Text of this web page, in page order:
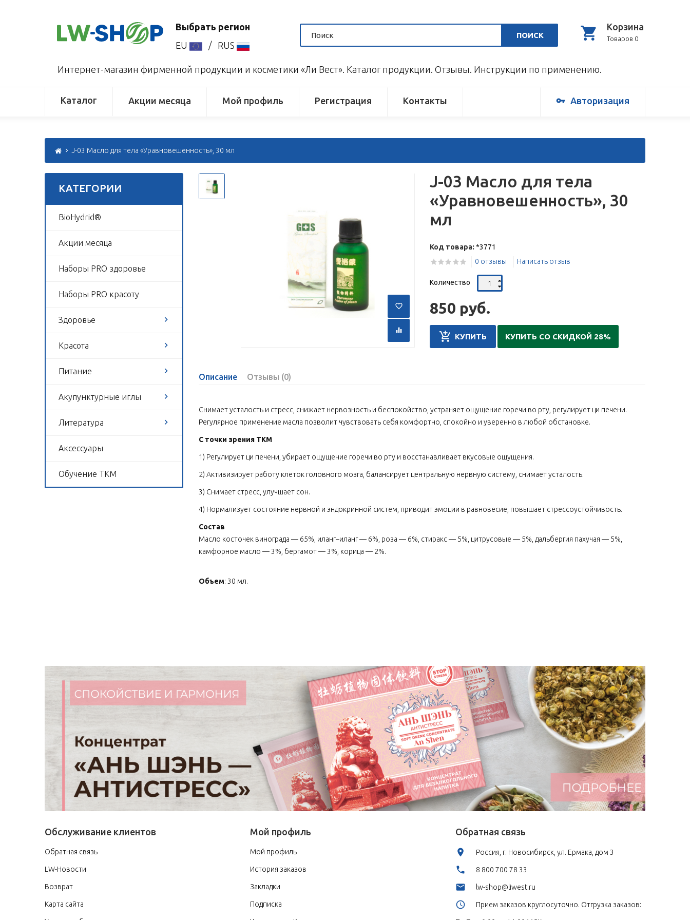
Корзина
Товаров 0
ПОИСК
Выбрать регион
EU
/ RUS
Интернет-магазин фирменной продукции и косметики «Ли Вест». Каталог продукции. Отзывы. Инструкции по применению.
Каталог Акции месяца Мой профиль Регистрация Контакты Авторизация
J-03 Масло для тела «Уравновешенность», 30 мл
КАТЕГОРИИ
BioHydrid®
Акции месяца
Наборы PRO здоровье
Наборы PRO красоту
Здоровье
Красота
Питание
Акупунктурные иглы
Литература
Аксессуары
Обучение ТКМ
J-03 Масло для тела
«Уравновешенность», 30
мл
Код товара: *3771
0 отзывы
Написать отзыв
Количество
850 руб.
КУПИТЬ КУПИТЬ СО СКИДКОЙ 28%
Описание Отзывы (0)
Снимает усталость и стресс, снижает нервозность и беспокойство, устраняет ощущение горечи во рту, регулирует ци печени.
Регулярное применение масла позволит чувствовать себя комфортно, спокойно и уверенно в любой обстановке.
С точки зрения ТКМ
1) Регулирует ци печени, убирает ощущение горечи во рту и восстанавливает вкусовые ощущения.
2) Активизирует работу клеток головного мозга, балансирует центральную нервную систему, снимает усталость.
3) Снимает стресс, улучшает сон.
4) Нормализует состояние нервной и эндокринной систем, приводит эмоции в равновесие, повышает стрессоустойчивость.
Состав
Масло косточек винограда — 65%, иланг–иланг — 6%, роза — 6%, стиракс — 5%, цитрусовые — 5%, дальбергия пахучая — 5%,
камфорное масло — 3%, бергамот — 3%, корица — 2%.
Объем: 30 мл.
Обслуживание клиентов
Обратная связь
LW-Новости
Возврат
Карта сайта
Мой профиль
Мой профиль
История заказов
Закладки
Подписка
Обратная связь
Россия, г. Новосибирск, ул. Ермака, дом 3
8 800 700 78 33
lw-shop@liwest.ru
Прием заказов круглосуточно. Отгрузка заказов: